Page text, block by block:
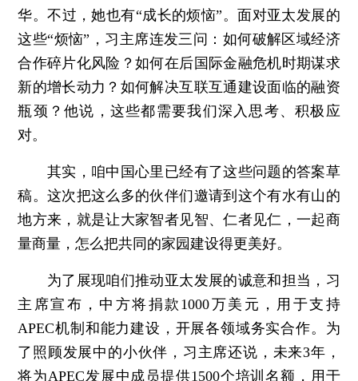
华。不过，她也有“成长的烦恼”。面对亚太发展的
这些“烦恼”，习主席连发三问：如何破解区域经济
合作碎片化风险？如何在后国际金融危机时期谋求
新的增长动力？如何解决互联互通建设面临的融资
瓶颈？他说，这些都需要我们深入思考、积极应
对。
其实，咱中国心里已经有了这些问题的答案草
稿。这次把这么多的伙伴们邀请到这个有水有山的
地方来，就是让大家智者见智、仁者见仁，一起商
量商量，怎么把共同的家园建设得更美好。
为了展现咱们推动亚太发展的诚意和担当，习
主席宣布，中方将捐款1000万美元，用于支持
APEC机制和能力建设，开展各领域务实合作。为
了照顾发展中的小伙伴，习主席还说，未来3年，
将为APEC发展中成员提供1500个培训名额，用于